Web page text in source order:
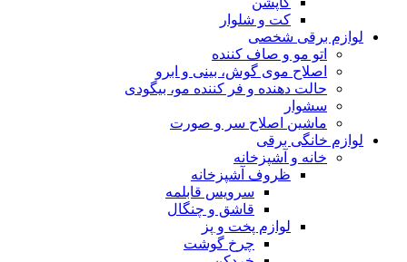
کت و شلوار
لوازم برقی شخصی
اتو مو و صاف کننده
اصلاح موی گوش، بینی و ابرو
حالت دهنده و فر کننده مو، بیگودی
سشوار
ماشین اصلاح سر و صورت
لوازم خانگی برقی
خانه و آشپزخانه
ظروف آشپزخانه
سرویس قابلمه
قاشق و چنگال
لوازم پخت و پز
چرخ گوشت